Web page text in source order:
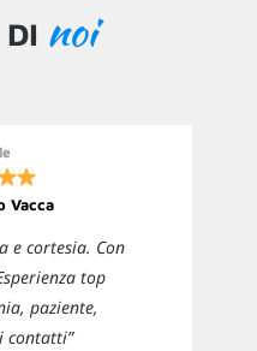
noi
Vacca
e cortesia. Con
top
paziente,
contatti”